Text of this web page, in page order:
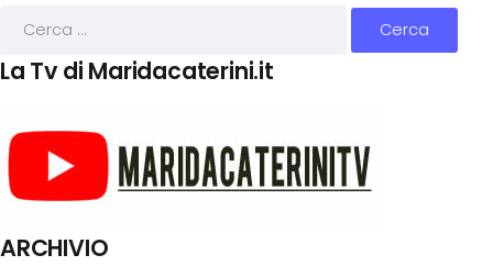
La Tv di Maridacaterini.it
ARCHIVIO